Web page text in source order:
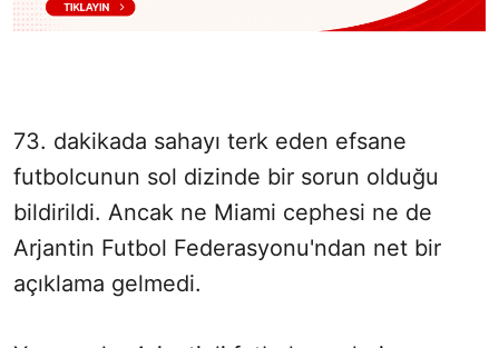
73. dakikada sahayı terk eden efsane
futbolcunun sol dizinde bir sorun olduğu
bildirildi. Ancak ne Miami cephesi ne de
Arjantin Futbol Federasyonu'ndan net bir
açıklama gelmedi.